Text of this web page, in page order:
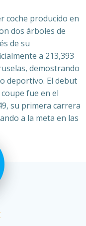
coche producido en
dos árboles de
de su
a 213,393
demostrando
deportivo. El debut
fue en el
su primera carrera
a la meta en las